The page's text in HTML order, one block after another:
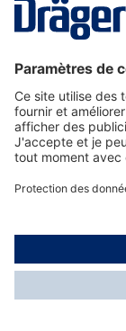
Nous
Service de e-
Informations
© Dräger
*Prix hors taxe.
offerts;